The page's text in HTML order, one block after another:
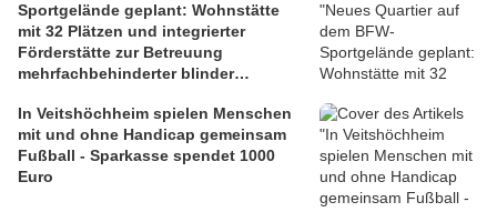
Sportgelände geplant: Wohnstätte
mit 32 Plätzen und integrierter
Förderstätte zur Betreuung
mehrfachbehinderter blinder
Eigentumswohnungen - Ein soziales
Leuchtturmprojekt
In Veitshöchheim spielen Menschen
mit und ohne Handicap gemeinsam
Fußball - Sparkasse spendet 1000
Euro